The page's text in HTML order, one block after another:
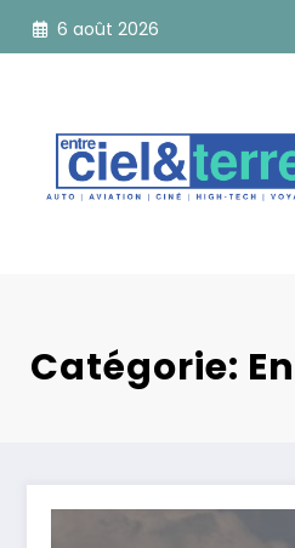
Aller
6 août 2026
Catégorie: